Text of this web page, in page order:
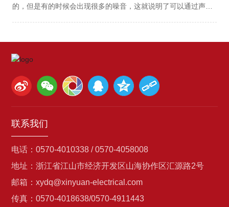
的，但是有的时候会出现很多的噪音，这就说明了可以通过声音
示您的干式变压器已经是坏了，以下我们具体看一下吧： 干式变
常时，则可能是夹件或压紧铁心的螺钉松动，使得硅钢片振动所
造成。 干式变压器有放电声。若变压器或表面发生局部放电，声
瓷件污秽严重或设备线夹接触;若变压器的放电，则是不接地的部
件静电放电，或是分接开关接触放电，这时应将变压器作进一步
检测或停用。 干式变压器有水沸腾声。若变压器的声音夹杂有水
故障，或分接开关因接触引起严重过热，这时应停用变压器进行
检查。 干式变压器有爆裂声。若变压器声音中夹杂有不均匀的爆
裂声，则是变压器或表面绝缘击穿，此时应将变压器停用检查。
以上的声音的问题是不容忽视的一个细节的，大家应该好好的去
联系我们
电话：0570-4010338/ 0570-4058008
地址：浙江省江山市经济开发区山海协作区汇源路2号
邮箱：xydq@xinyuan-electrical.com
传真：0570-4018638/0570-4911443